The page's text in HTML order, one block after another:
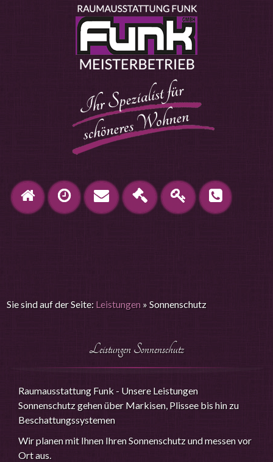
Sie sind auf der Seite: Leistungen » Sonnenschutz
Leistungen Sonnenschutz
Raumausstattung Funk - Unsere Leistungen
Sonnenschutz gehen über Markisen, Plissee bis hin zu
Beschattungssystemen
Wir planen mit Ihnen Ihren Sonnenschutz und messen vor
Ort aus.